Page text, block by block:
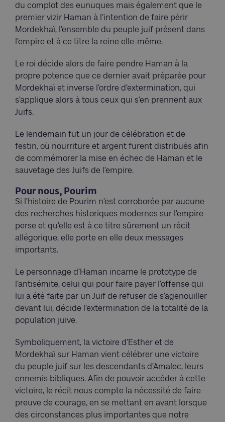
du complot des eunuques mais également que le
premier vizir Haman à l’intention de faire périr
Mordekhaï, l’ensemble du peuple juif présent dans
l’empire et à ce titre la reine elle-même.
Le roi décide alors de faire pendre Haman à la
propre potence que ce dernier avait préparée pour
Mordekhaï et inverse l’ordre d’extermination, qui
s’applique alors à tous ceux qui s’en prennent aux
Juifs.
Le lendemain fut un jour de célébration et de
festin, où nourriture et argent furent distribués afin
de commémorer la mise en échec de Haman et le
sauvetage des Juifs de l’empire.
Pour nous, Pourim
Si l’histoire de Pourim n’est corroborée par aucune
des recherches historiques modernes sur l’empire
perse et qu’elle est à ce titre sûrement un récit
allégorique, elle porte en elle deux messages
importants.
Le personnage d’Haman incarne le prototype de
l’antisémite, celui qui pour faire payer l’offense qui
lui a été faite par un Juif de refuser de s’agenouiller
devant lui, décide l’extermination de la totalité de la
population juive.
Symboliquement, la victoire d’Esther et de
Mordekhaï sur Haman vient célébrer une victoire
du peuple juif sur les descendants d’Amalec, leurs
ennemis bibliques. Afin de pouvoir accéder à cette
victoire, le récit nous compte la nécessité de faire
preuve de courage, en se mettant en avant lorsque
des circonstances plus importantes que notre